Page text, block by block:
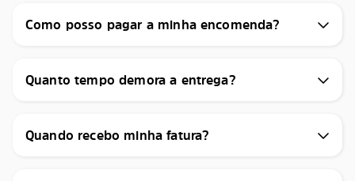
Como posso pagar a minha encomenda?
Quanto tempo demora a entrega?
Quando recebo minha fatura?